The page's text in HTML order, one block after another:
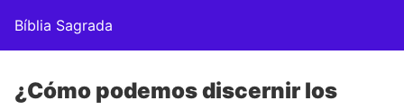
Bíblia Sagrada
¿Cómo podemos discernir los